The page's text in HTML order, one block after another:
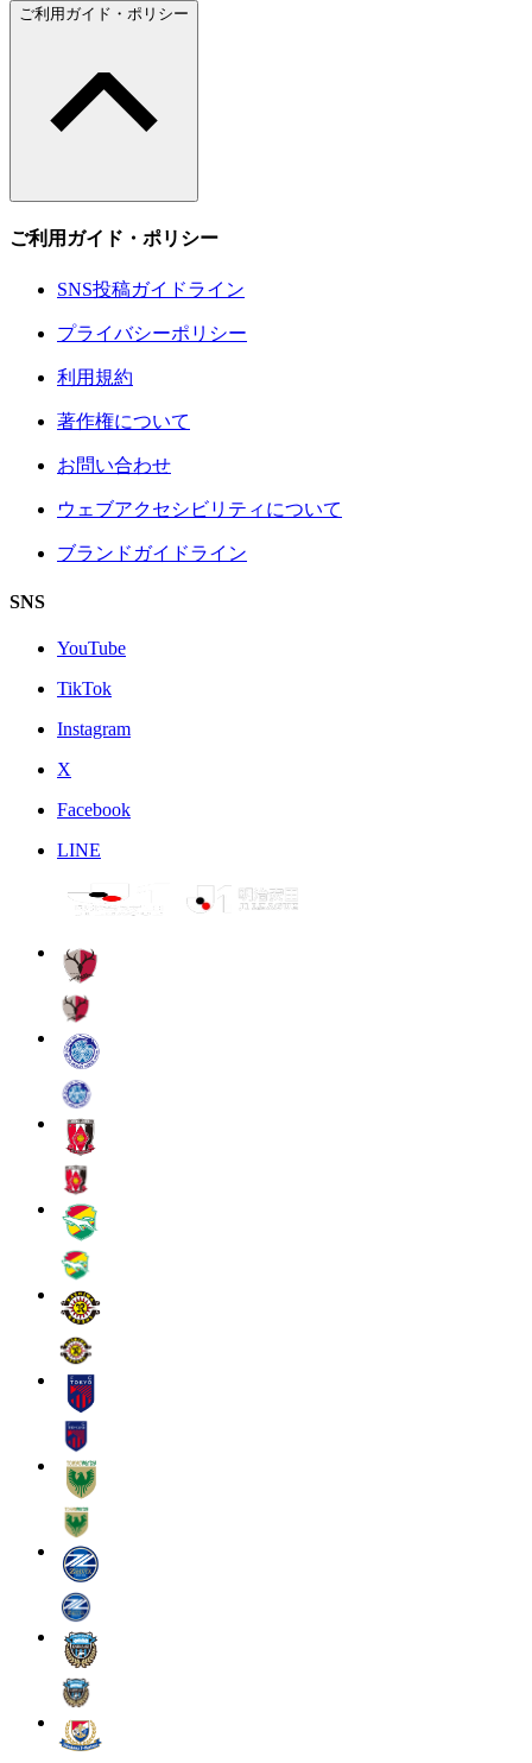
ご利用ガイド・ポリシー
ご利用ガイド・ポリシー
SNS投稿ガイドライン
プライバシーポリシー
利用規約
著作権について
お問い合わせ
ウェブアクセシビリティについて
ブランドガイドライン
SNS
YouTube
TikTok
Instagram
X
Facebook
LINE